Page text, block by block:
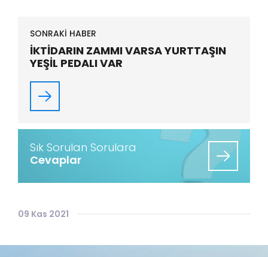
SONRAKİ HABER
İKTİDARIN ZAMMI VARSA YURTTAŞIN
YEŞİL PEDALI VAR
Sık Sorulan Sorulara
Cevaplar
09 Kas 2021